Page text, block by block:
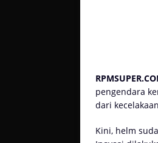
pengendara
dari
Kini, helm